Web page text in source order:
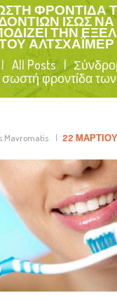
ΦΡΟΝΤΊΔΑ
ΊΣΩΣ ΝΑ
ΤΗΝ
ΑΛΤΣΧΆΙΜΕΡ
All Posts
φροντίδα
Mavromatis 22